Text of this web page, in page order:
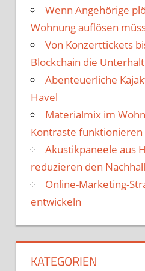
Wenn Angehörige
Wohnung auflösen
Von Konzerttickets
Blockchain die
Abenteuerliche
Havel
Materialmix im
Kontraste funktionieren
Akustikpaneele aus
reduzieren den
Online-Marketing-
entwickeln
KATEGORIEN